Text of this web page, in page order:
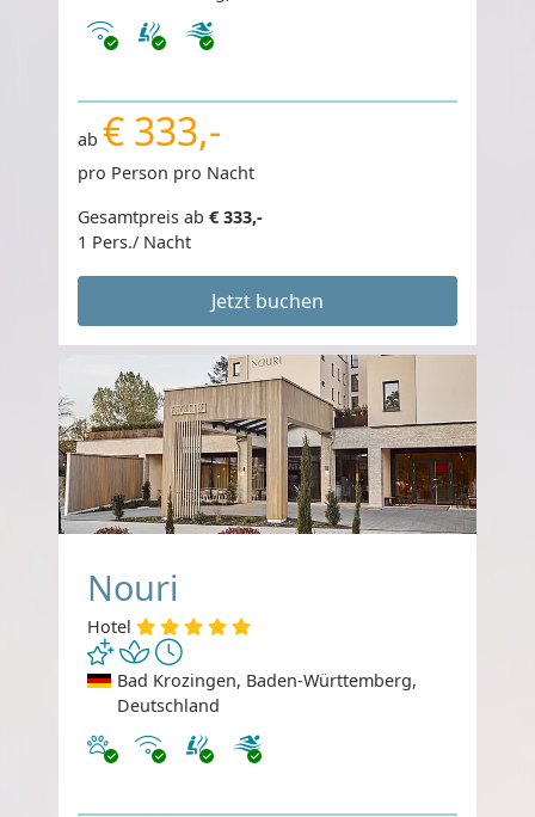
Internet
ab € 333,-
pro Person pro Nacht
Gesamtpreis ab € 333,-
1 Pers./ Nacht
Jetzt buchen
Nouri
Hotel
Bad Krozingen, Baden-Württemberg,
Deutschland
Haustiere erlaubt
Internet